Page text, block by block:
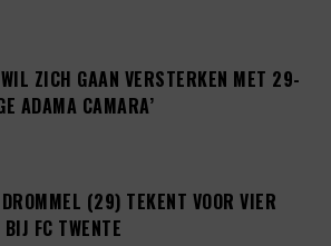
WIL ZICH GAAN VERSTERKEN MET 29-
ADAMA CAMARA’
(29) TEKENT VOOR VIER
FC TWENTE